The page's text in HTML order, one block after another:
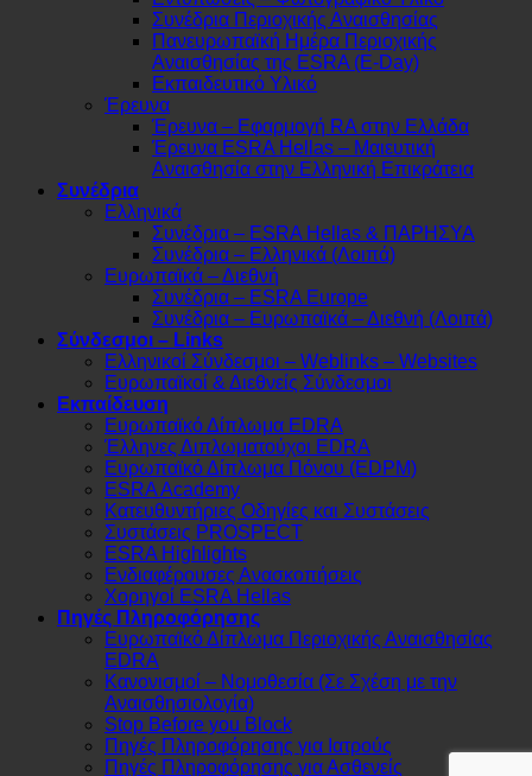
Συνέδρια Περιοχικής Αναισθησίας
Πανευρωπαϊκή Ημέρα Περιοχικής
Αναισθησίας της ESRA (E-Day)
Εκπαιδευτικό Υλικό
Έρευνα
Έρευνα – Εφαρμογή RA στην Ελλάδα
Έρευνα ESRA Hellas – Μαιευτική
Αναισθησία στην Ελληνική Επικράτεια
Συνέδρια
Ελληνικά
Συνέδρια – ESRA Hellas & ΠΑΡΗΣΥΑ
Συνέδρια – Ελληνικά (Λοιπά)
Ευρωπαϊκά – Διεθνή
Συνέδρια – ESRA Europe
Συνέδρια – Ευρωπαϊκά – Διεθνή (Λοιπά)
Σύνδεσμοι – Links
Ελληνικοί Σύνδεσμοι – Weblinks – Websites
Ευρωπαϊκοί & Διεθνείς Σύνδεσμοι
Εκπαίδευση
Ευρωπαϊκό Δίπλωμα EDRA
Έλληνες Διπλωματούχοι EDRA
Ευρωπαϊκό Δίπλωμα Πόνου (EDPM)
ESRA Academy
Κατευθυντήριες Οδηγίες και Συστάσεις
Συστάσεις PROSPECT
ESRA Highlights
Ενδιαφέρουσες Ανασκοπήσεις
Χορηγοί ESRA Hellas
Πηγές Πληροφόρησης
Ευρωπαϊκό Δίπλωμα Περιοχικής Αναισθησίας
EDRA
Κανονισμοί – Νομοθεσία (Σε Σχέση με την
Αναισθησιολογία)
Stop Before you Block
Πηγές Πληροφόρησης για Ιατρούς
Πηγές Πληροφόρησης για Ασθενείς